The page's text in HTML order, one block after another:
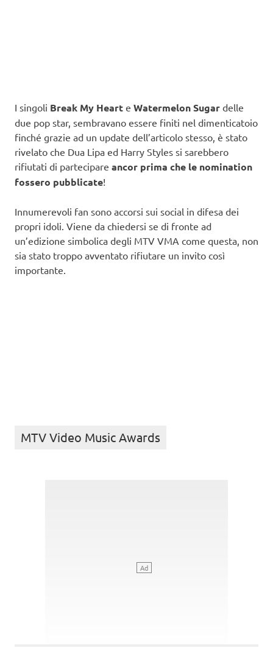
I singoli Break My Heart e Watermelon Sugar delle
due pop star, sembravano essere finiti nel dimenticatoio
finché grazie ad un update dell’articolo stesso, è stato
rivelato che Dua Lipa ed Harry Styles si sarebbero
rifiutati di partecipare ancor prima che le nomination
fossero pubblicate!
Innumerevoli fan sono accorsi sui social in difesa dei
propri idoli. Viene da chiedersi se di fronte ad
un’edizione simbolica degli MTV VMA come questa, non
sia stato troppo avventato rifiutare un invito così
importante.
MTV Video Music Awards